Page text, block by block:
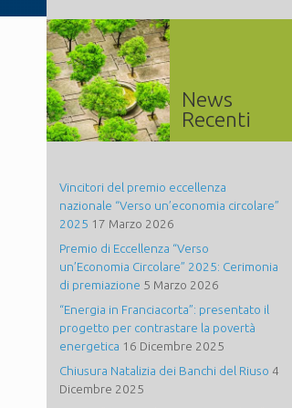
News
Recenti
Vincitori del premio eccellenza
nazionale “Verso un’economia circolare”
2025 17 Marzo 2026
Premio di Eccellenza “Verso
un’Economia Circolare” 2025: Cerimonia
di premiazione 5 Marzo 2026
“Energia in Franciacorta”: presentato il
progetto per contrastare la povertà
energetica 16 Dicembre 2025
Chiusura Natalizia dei Banchi del Riuso 4
Dicembre 2025